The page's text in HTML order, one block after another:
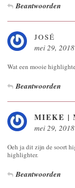
Beantwoorden
JOSÉ
mei 29,
Wat een mooie
Beantwoorden
MIEKE |
mei 29,
Oeh ja dit zijn de soort
highlighter.
Beantwoorden